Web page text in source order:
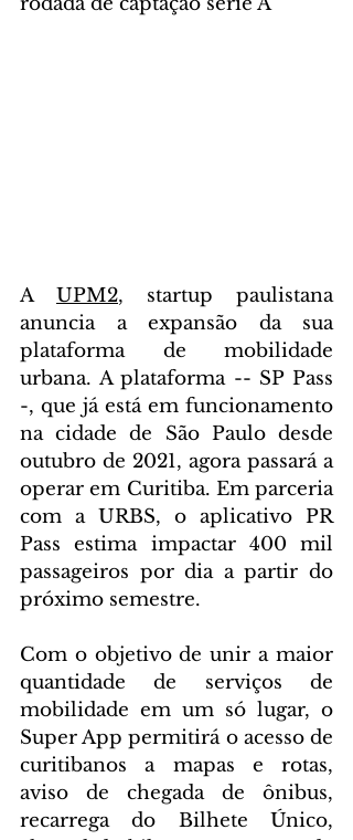
A UPM2, startup paulistana
anuncia a expansão da sua
plataforma de mobilidade
urbana. A plataforma -- SP Pass
-, que já está em funcionamento
na cidade de São Paulo desde
outubro de 2021, agora passará a
operar em Curitiba. Em parceria
com a URBS,
o aplicativo PR
Pass
estima impactar 400 mil
passageiros por dia a partir do
próximo semestre.
Com o objetivo de unir a maior
quantidade de serviços de
mobilidade em um só lugar, o
Super App permitirá o acesso de
curitibanos a mapas e rotas,
aviso de chegada de ônibus,
recarrega do Bilhete Único,